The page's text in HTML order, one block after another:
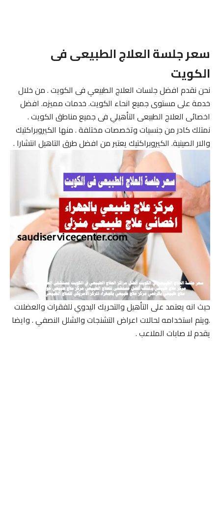
سعر جلسة العلاج الطبيعى فى
الكويت
نحن نقدم افضل جلسات العلاج الطبيعي فى الكويت . من خلال
خدمة على مستوى جميع انحاء الكويت. خدمات مميزه. افضل
اخصائى العلاج الطبيعى التأهيلي فى جميع مناطق الكويت .
نمتلك كادر من جنسيات وتخصصات مختلفة . منها الكيروبراكتيك
والار الصينية. الكيروبراكتيك يعتبر من افضل طرق التاهيل انتشارا .
حيث انه يعتمد على التأهيل والتحريك اليدوي للفقرات والعضلات
.ويتم استخدامه لحالات اعراض التشنجات والشلل النصفي . وايضا
يقدم لا صابات الملاعب .